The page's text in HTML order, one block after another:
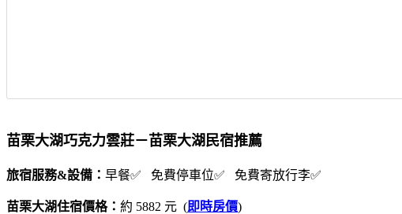
苗栗大湖巧克力雲莊－苗栗大湖民宿推薦
旅宿服務&設備： 早餐✅ 免費停車位✅ 免費寄放行李✅
苗栗大湖住宿價格： 約 5882 元 (即時房價)